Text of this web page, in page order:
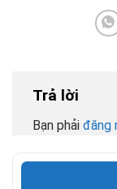
Trả lời
Bạn phải đăng